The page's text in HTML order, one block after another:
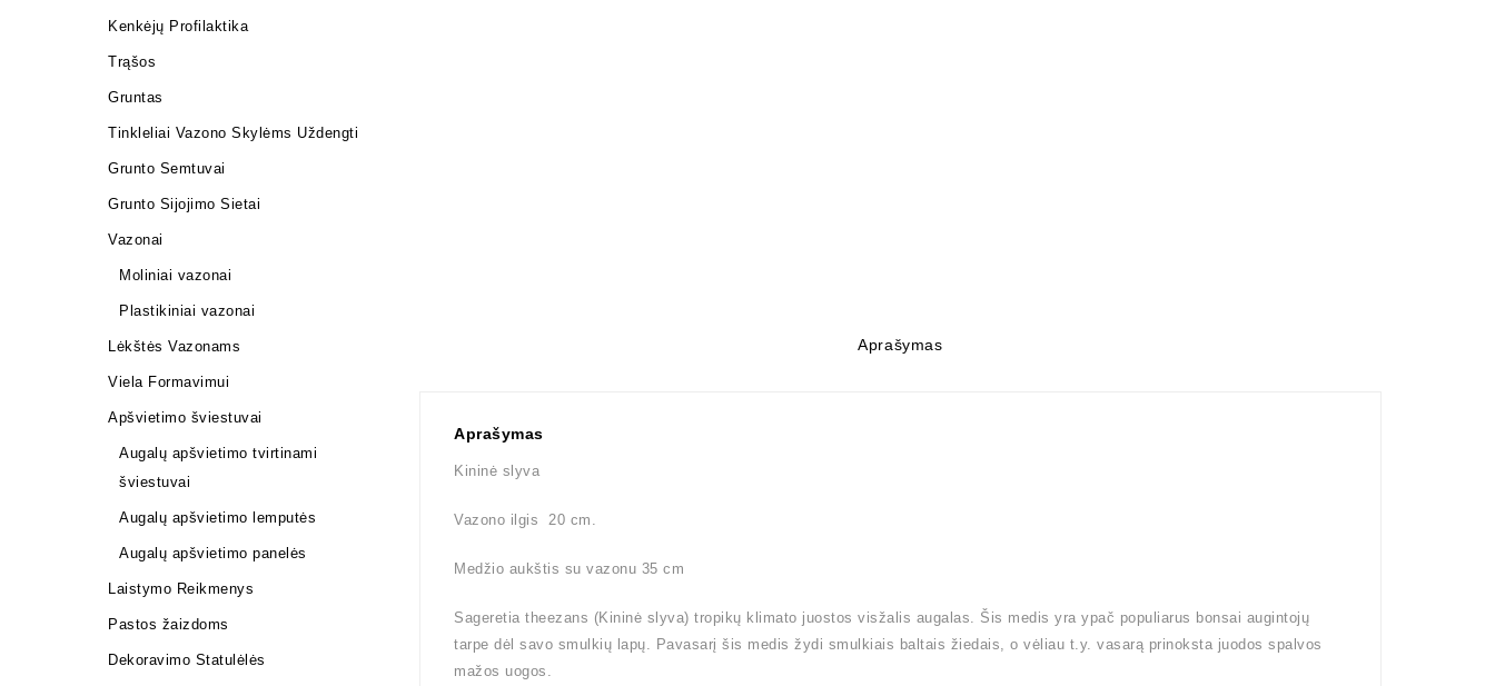
Aprašymas
Aprašymas
Kininė slyva
Vazono ilgis 20 cm.
Medžio aukštis su vazonu 35 cm
Sageretia theezans (Kininė slyva) tropikų klimato juostos visžalis augalas. Šis medis yra ypač populiarus bonsai augintojų
tarpe dėl savo smulkių lapų. Pavasarį šis medis žydi smulkiais baltais žiedais, o vėliau t.y. vasarą prinoksta juodos spalvos
mažos uogos.
Kenkėjų Profilaktika
Trąšos
Gruntas
Tinkleliai Vazono Skylėms Uždengti
Grunto Semtuvai
Grunto Sijojimo Sietai
Vazonai
Moliniai vazonai
Plastikiniai vazonai
Lėkštės Vazonams
Viela Formavimui
Apšvietimo šviestuvai
Augalų apšvietimo tvirtinami
šviestuvai
Augalų apšvietimo lemputės
Augalų apšvietimo panelės
Laistymo Reikmenys
Pastos žaizdoms
Dekoravimo Statulėlės